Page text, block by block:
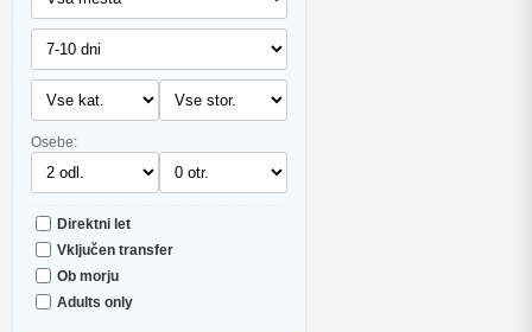
Osebe:
Direktni let
Vključen transfer
Ob morju
Adults only